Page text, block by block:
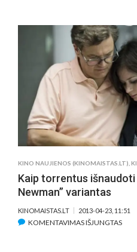
SU
M.
IR
J.
KINO NAUJIENOS (KINOMAISTAS.LT)
Kaip torrentus
Newman” variantas
KINOMAISTAS.LT 2013-04-23, 11:51
KOMENTAVIMAS IŠJUNGTASĮRAŠE